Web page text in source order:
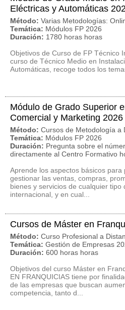
Eléctricas y Automáticas
Método: Varias Metodologías:
Temática: Módulos FP 2026
Duración: 1780 horas horas
Objetivos de Curso de FP Técnico
curso de Técnico Medio en
Automáticas, recoge todos los
Módulo de Grado Superior
Comercial y Marketing 2026
Método: Cursos de Metodología a
Temática: Módulos FP 2026
Duración: Pregunta sobre el
directamente al Centro Formativo
Aprende los aspectos básicos para
gestionar las ventas, compras,
bienes y servicios de cualquier tipo
internacional, y en cual...
Cursos de Máster en
Método: Curso Profesional a
Temática: Gestión de Empresas
Duración: 600 horas horas
Objetivos del curso Máster en
EN FRANQUICIAS tiene por
de las empresas que buscan
competencia, tanto d...